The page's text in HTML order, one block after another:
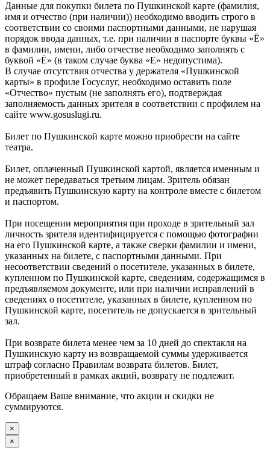
Данные для покупки билета по Пушкинской карте (фамилия,
имя и отчество (при наличии)) необходимо вводить строго в
соответствии со своими паспортными данными, не нарушая
порядок ввода данных, т.е. при наличии в паспорте буквы «Ё»
в фамилии, имени, либо отчестве необходимо заполнять с
буквой «Ё» (в таком случае буква «Е» недопустима).
В случае отсутствия отчества у держателя «Пушкинской
карты» в профиле Госуслуг, необходимо оставить поле
«Отчество» пустым (не заполнять его), подтверждая
заполняемость данных зрителя в соответствии с профилем на
сайте www.gosuslugi.ru.
Билет по Пушкинской карте можно приобрести на сайте
театра.
Билет, оплаченный Пушкинской картой, является именным и
не может передаваться третьим лицам. Зритель обязан
предъявить Пушкинскую карту на контроле вместе с билетом
и паспортом.
При посещении мероприятия при проходе в зрительный зал
личность зрителя идентифицируется с помощью фотографии
на его Пушкинской карте, а также сверки фамилии и имени,
указанных на билете, с паспортными данными. При
несоответствии сведений о посетителе, указанных в билете,
купленном по Пушкинской карте, сведениям, содержащимся в
предъявляемом документе, или при наличии исправлений в
сведениях о посетителе, указанных в билете, купленном по
Пушкинской карте, посетитель не допускается в зрительный
зал.
При возврате билета менее чем за 10 дней до спектакля на
Пушкинскую карту из возвращаемой суммы удерживается
штраф согласно Правилам возврата билетов. Билет,
приобретенный в рамках акций, возврату не подлежит.
Обращаем Ваше внимание, что акции и скидки не
суммируются.
×
×